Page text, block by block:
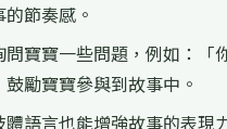
節奏感。
寶寶一些問題，例如：「
勵寶寶參與到故事中。
語言也能增強故事的表現